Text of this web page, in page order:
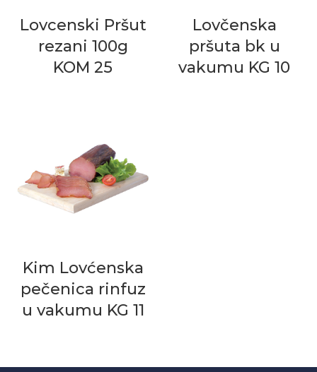
Lovcenski Pršut
rezani 100g
KOM 25
Lovčenska
pršuta bk u
vakumu KG 10
Kim Lovćenska
pečenica rinfuz
u vakumu KG 11